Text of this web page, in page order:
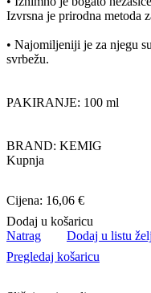
Izvrsna je prirodna metoda
• Najomiljeniji je za njegu
svrbežu.
PAKIRANJE: 100 ml
BRAND: KEMIG
Kupnja
Cijena: 16,06 €
Dodaj u košaricu
Natrag
Dodaj u listu
Pregledaj košaricu